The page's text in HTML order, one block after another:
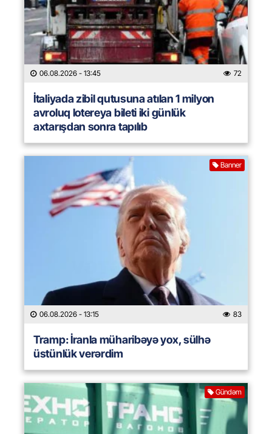
06.08.2026 - 13:45 72
İtaliyada zibil qutusuna atılan 1 milyon
avroluq lotereya bileti iki günlük
axtarışdan sonra tapılıb
Banner
06.08.2026 - 13:15 83
Tramp: İranla müharibəyə yox, sülhə
üstünlük verərdim
Gündəm